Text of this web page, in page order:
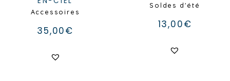
Accessoires
35,00€
Soldes d'été
13,00€